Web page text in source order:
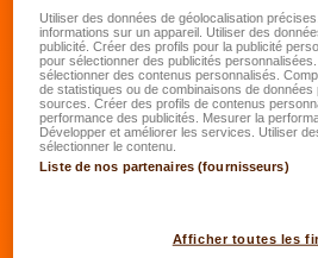
Date de naissance*
JJ.MM.AAAA
Rue/N°*
Utiliser des données de géolocalisation
informations sur un appareil. Utiliser des
publicité. Créer des profils pour la publicité
pour sélectionner des publicités
sélectionner des contenus personnalisés.
de statistiques ou de combinaisons de données
sources. Créer des profils de contenus
performance des publicités. Mesurer la
Développer et améliorer les services. Utiliser
sélectionner le contenu.
Liste de nos partenaires (fournisseurs)
Afficher toutes les